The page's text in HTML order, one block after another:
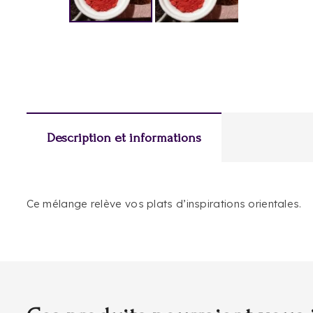
Description et informations
Ce mélange relève vos plats d’inspirations orientales.